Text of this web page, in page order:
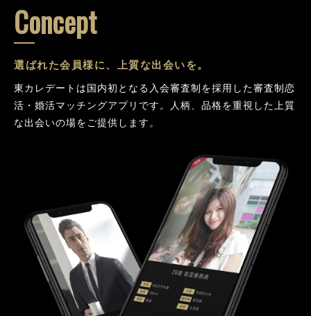
Concept
選ばれた会員様に、上質な出会いを。
東カレデートは国内初となる入会審査制を採用した審査制恋
活・婚活マッチングアプリです。人柄、品格を重視した上質
な出会いの場をご提供します。